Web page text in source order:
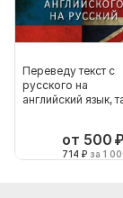
Переведу текст с
русского на
английский язык,
от 500 ₽
714 ₽ за 1